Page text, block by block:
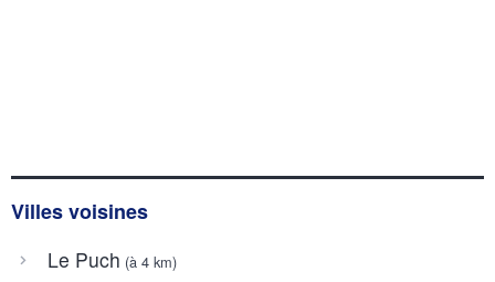
Villes voisines
Le Puch (à 4 km)